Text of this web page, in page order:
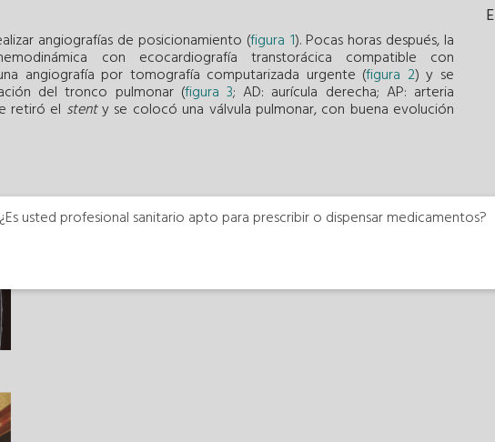
angiografías de posicionamiento (figura 1). Pocas horas después, la
con ecocardiografía transtorácica compatible con
angiografía por tomografía computarizada urgente (figura 2) y se
del tronco pulmonar (figura 3; AD: aurícula derecha; AP: arteria
retiró el stenty se colocó una válvula pulmonar, con buena evolución
¿Es usted profesional sanitario apto para prescribir o dispensar medicamentos?